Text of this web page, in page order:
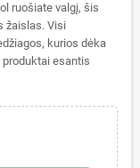
ruošiate valgį, šis
žaislas. Visi
kurios dėka
esantis